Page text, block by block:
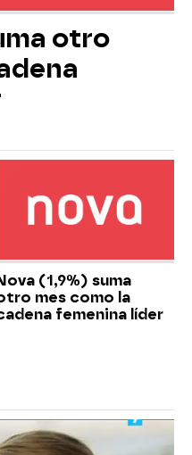
otro
(1,9%) suma
mes como la
femenina líder